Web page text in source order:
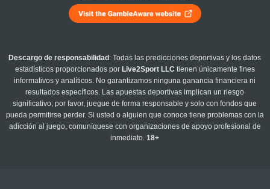
Descargo de responsabilidad : Todas las predicciones deportivas y los datos
estadísticos proporcionados por Live2Sport LLC tienen únicamente fines
informativos y analíticos. No garantizamos ninguna ganancia financiera ni
resultados específicos. Las apuestas deportivas implican un riesgo
significativo; por favor, juegue de forma responsable y solo con fondos que
pueda permitirse perder. Si usted o alguien que conoce tiene problemas con la
adicción al juego, comuníquese con organizaciones de apoyo profesional de
inmediato.18+